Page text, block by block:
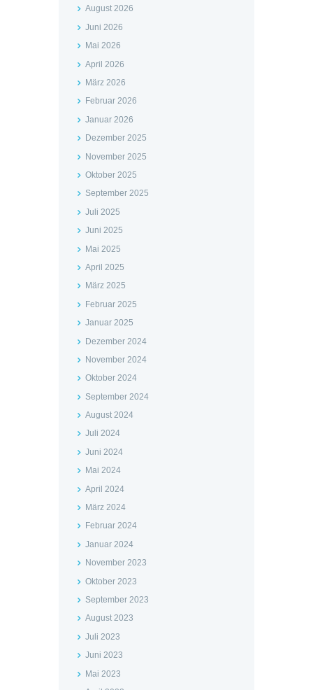
August 2026
Juni 2026
Mai 2026
April 2026
März 2026
Februar 2026
Januar 2026
Dezember 2025
November 2025
Oktober 2025
September 2025
Juli 2025
Juni 2025
Mai 2025
April 2025
März 2025
Februar 2025
Januar 2025
Dezember 2024
November 2024
Oktober 2024
September 2024
August 2024
Juli 2024
Juni 2024
Mai 2024
April 2024
März 2024
Februar 2024
Januar 2024
November 2023
Oktober 2023
September 2023
August 2023
Juli 2023
Juni 2023
Mai 2023